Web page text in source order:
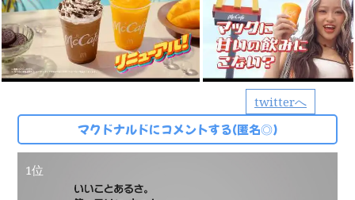
twitterへ
マクドナルドにコメントする(匿名◎)
1位